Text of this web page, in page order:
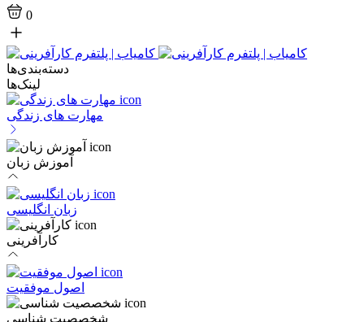
0
دسته‌بندی‌ها
لینک‌ها
مهارت های زندگی
آموزش زبان
زبان انگلیسی
کارآفرینی
اصول موفقیت
شخصصیت شناسی